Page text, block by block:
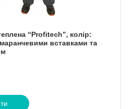
“Profitech”, колір:
вставками та